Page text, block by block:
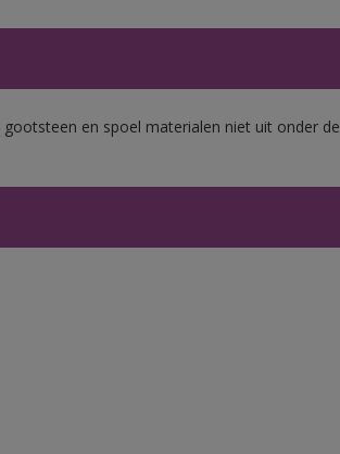
en spoel materialen niet uit onder de